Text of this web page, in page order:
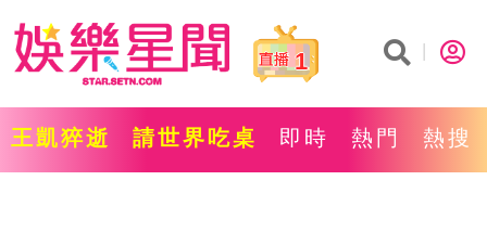
1
王凱猝逝 請世界吃桌 即時 熱門 熱搜